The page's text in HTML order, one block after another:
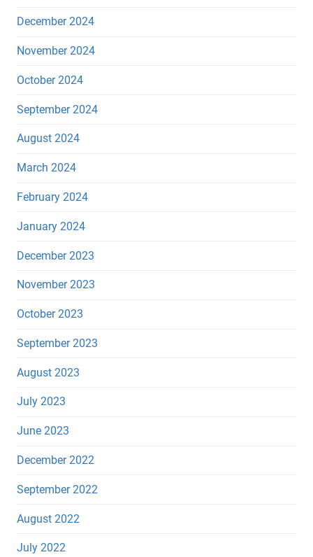
December 2024
November 2024
October 2024
September 2024
August 2024
March 2024
February 2024
January 2024
December 2023
November 2023
October 2023
September 2023
August 2023
July 2023
June 2023
December 2022
September 2022
August 2022
July 2022